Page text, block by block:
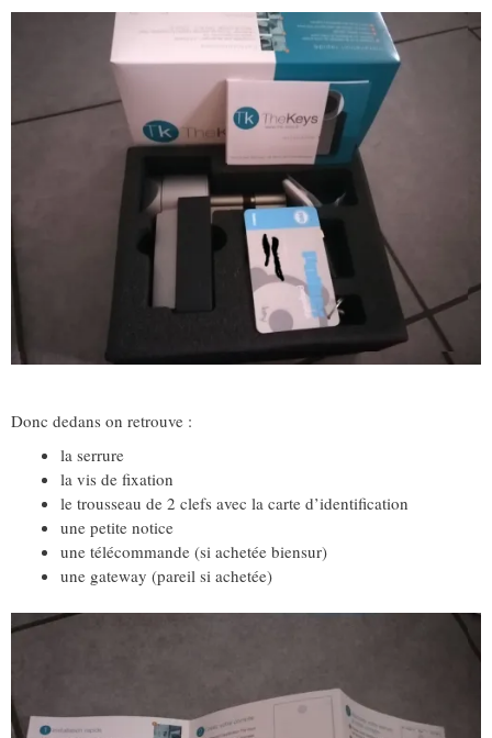
Donc dedans on retrouve :
la serrure
la vis de fixation
le trousseau de 2 clefs avec la carte d’identification
une petite notice
une télécommande (si achetée biensur)
une gateway (pareil si achetée)